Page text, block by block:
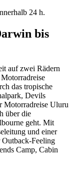
24 h.
bis
auf zwei Rädern
das tropische
Devils
Motorradreise Uluru
über die
geht. Mit
und einer
Feeling
Camp, Cabin